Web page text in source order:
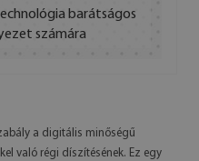
barátságos
számára
a digitális minőségű
való régi díszítésének. Ez egy